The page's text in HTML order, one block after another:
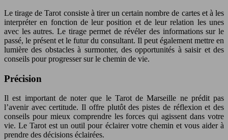
Le tirage de Tarot consiste à tirer un certain nombre de cartes et à les
interpréter en fonction de leur position et de leur relation les unes
avec les autres. Le tirage permet de révéler des informations sur le
passé, le présent et le futur du consultant. Il peut également mettre en
lumière des obstacles à surmonter, des opportunités à saisir et des
conseils pour progresser sur le chemin de vie.
Précision
Il est important de noter que le Tarot de Marseille ne prédit pas
l’avenir avec certitude. Il offre plutôt des pistes de réflexion et des
conseils pour mieux comprendre les forces qui agissent dans votre
vie. Le Tarot est un outil pour éclairer votre chemin et vous aider à
prendre des décisions éclairées.